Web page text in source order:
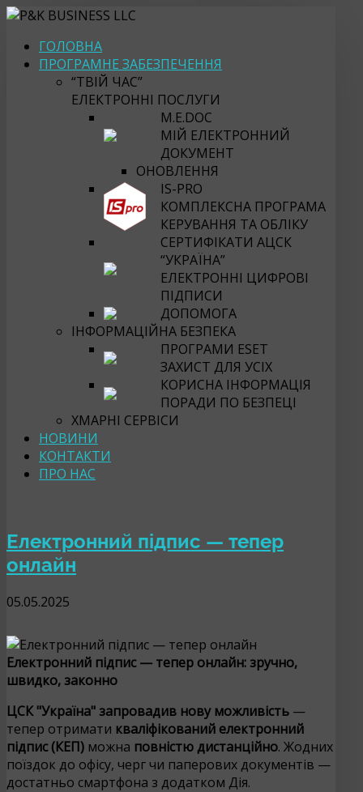
ГОЛОВНА
ПРОГРАМНЕ ЗАБЕЗПЕЧЕННЯ
“ТВІЙ ЧАС”
ЕЛЕКТРОННІ ПОСЛУГИ
M.E.DOC
МІЙ ЕЛЕКТРОННИЙ
ДОКУМЕНТ
ОНОВЛЕННЯ
IS-PRO
КОМПЛЕКСНА ПРОГРАМА
КЕРУВАННЯ ТА ОБЛІКУ
СЕРТИФІКАТИ АЦСК
“УКРАЇНА”
ЕЛЕКТРОННІ ЦИФРОВІ
ПІДПИСИ
ДОПОМОГА
ІНФОРМАЦІЙНА БЕЗПЕКА
ПРОГРАМИ ESET
ЗАХИСТ ДЛЯ УСІХ
КОРИСНА ІНФОРМАЦІЯ
ПОРАДИ ПО БЕЗПЕЦІ
ХМАРНІ СЕРВІСИ
НОВИНИ
КОНТАКТИ
ПРО НАС
Електронний підпис — тепер
онлайн
05.05.2025
Електронний підпис — тепер онлайн: зручно,
швидко, законно
ЦСК "Україна" запровадив нову можливість —
тепер отримати кваліфікований електронний
підпис (КЕП) можна повністю дистанційно. Жодних
поїздок до офісу, черг чи паперових документів —
достатньо смартфона з додатком Дія.